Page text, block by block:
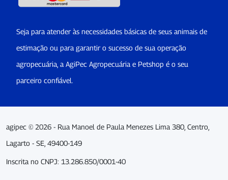
Seja para atender às necessidades básicas de seus animais de
estimação ou para garantir o sucesso de sua operação
agropecuária, a AgiPec Agropecuária e Petshop é o seu
parceiro confiável.
agipec © 2026 - Rua Manoel de Paula Menezes Lima 380, Centro,
Lagarto - SE, 49400-149
Inscrita no CNPJ: 13.286.850/0001-40